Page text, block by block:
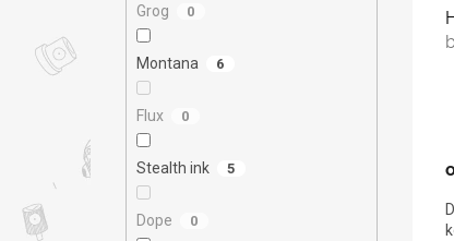
Grog 0
Montana 6
Flux 0
Stealth ink 5
Dope 0